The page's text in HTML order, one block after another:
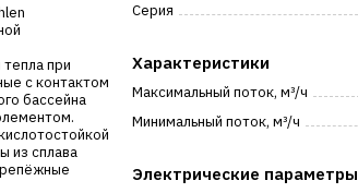
при
с контактом
бассейна
из сплава
Серия
Характеристики
Максимальный поток, м³/ч
Минимальный поток, м³/ч
Электрические параметры